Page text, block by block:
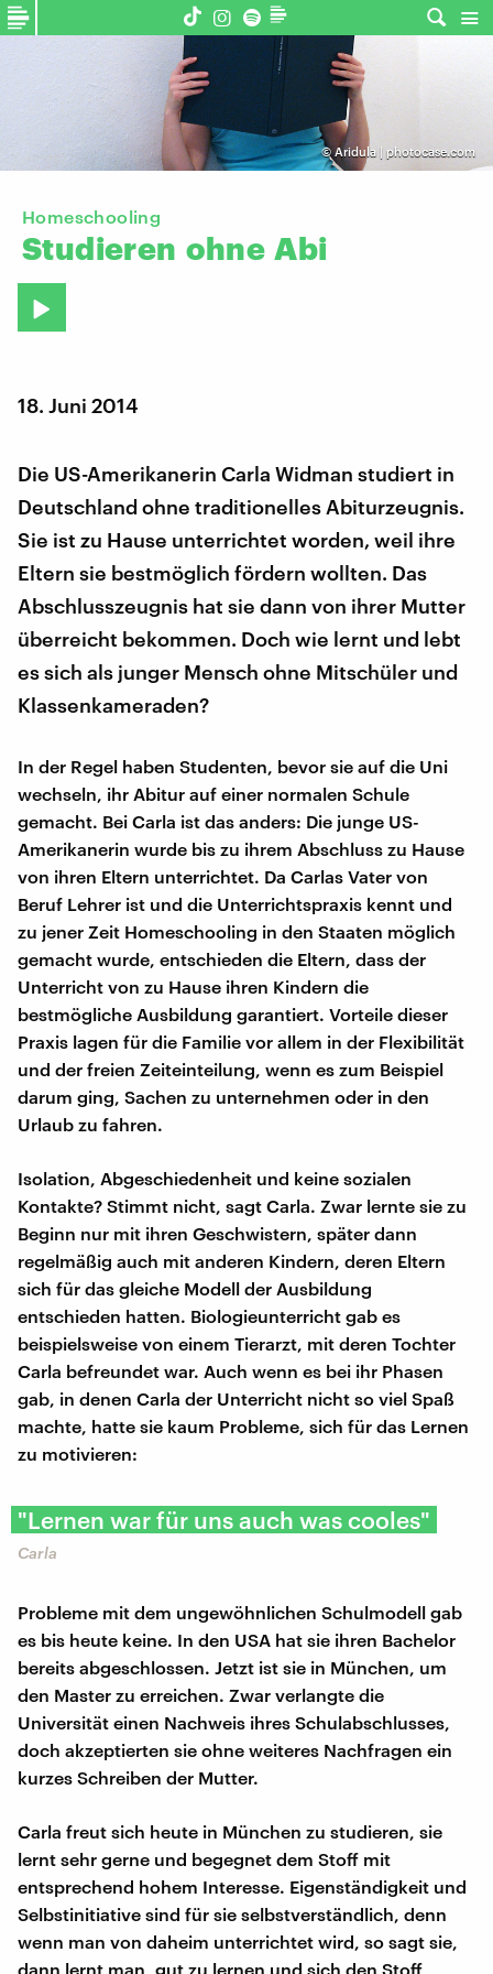
©Aridula | photocase.com
Homeschooling
Studieren ohne Abi
18. Juni 2014
Die US-Amerikanerin Carla Widman studiert in
Deutschland ohne traditionelles Abiturzeugnis.
Sie ist zu Hause unterrichtet worden, weil ihre
Eltern sie bestmöglich fördern wollten. Das
Abschlusszeugnis hat sie dann von ihrer Mutter
überreicht bekommen. Doch wie lernt und lebt
es sich als junger Mensch ohne Mitschüler und
Klassenkameraden?
In der Regel haben Studenten, bevor sie auf die Uni
wechseln, ihr Abitur auf einer normalen Schule
gemacht. Bei Carla ist das anders: Die junge US-
Amerikanerin wurde bis zu ihrem Abschluss zu Hause
von ihren Eltern unterrichtet. Da Carlas Vater von
Beruf Lehrer ist und die Unterrichtspraxis kennt und
zu jener Zeit Homeschooling in den Staaten möglich
gemacht wurde, entschieden die Eltern, dass der
Unterricht von zu Hause ihren Kindern die
bestmögliche Ausbildung garantiert. Vorteile dieser
Praxis lagen für die Familie vor allem in der Flexibilität
und der freien Zeiteinteilung, wenn es zum Beispiel
darum ging, Sachen zu unternehmen oder in den
Urlaub zu fahren.
Isolation, Abgeschiedenheit und keine sozialen
Kontakte? Stimmt nicht, sagt Carla. Zwar lernte sie zu
Beginn nur mit ihren Geschwistern, später dann
regelmäßig auch mit anderen Kindern, deren Eltern
sich für das gleiche Modell der Ausbildung
entschieden hatten. Biologieunterricht gab es
beispielsweise von einem Tierarzt, mit deren Tochter
Carla befreundet war. Auch wenn es bei ihr Phasen
gab, in denen Carla der Unterricht nicht so viel Spaß
machte, hatte sie kaum Probleme, sich für das Lernen
zu motivieren:
"Lernen war für uns auch was cooles"
Carla
Probleme mit dem ungewöhnlichen Schulmodell gab
es bis heute keine. In den USA hat sie ihren Bachelor
bereits abgeschlossen. Jetzt ist sie in München, um
den Master zu erreichen. Zwar verlangte die
Universität einen Nachweis ihres Schulabschlusses,
doch akzeptierten sie ohne weiteres Nachfragen ein
kurzes Schreiben der Mutter.
Carla freut sich heute in München zu studieren, sie
lernt sehr gerne und begegnet dem Stoff mit
entsprechend hohem Interesse. Eigenständigkeit und
Selbstinitiative sind für sie selbstverständlich, denn
wenn man von daheim unterrichtet wird, so sagt sie,
dann lernt man, gut zu lernen und sich den Stoff